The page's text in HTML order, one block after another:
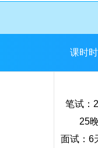
课时
笔试：
25
面试：6